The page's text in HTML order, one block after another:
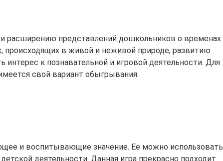
расширению представлений дошкольников о временах
происходящих в живой и неживой природе, развитию
интерес к познавательной и игровой деятельности. Для
свой вариант обыгрывания.
и воспитывающие значение. Ее можно использовать
деятельности. Данная игра прекрасно подходит